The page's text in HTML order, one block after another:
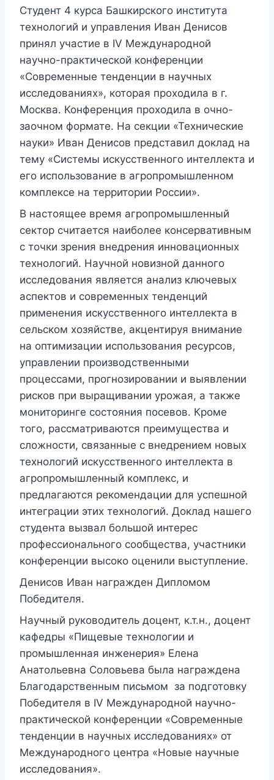
Студент 4 курса Башкирского института
технологий и управления Иван Денисов
принял участие в IV Международной
научно-практической конференции
«Современные тенденции в научных
исследованиях», которая проходила в г.
Москва. Конференция проходила в очно-
заочном формате. На секции «Технические
науки» Иван Денисов представил доклад на
тему «Системы искусственного интеллекта и
его использование в агропромышленном
комплексе на территории России».
В настоящее время агропромышленный
сектор считается наиболее консервативным
с точки зрения внедрения инновационных
технологий. Научной новизной данного
исследования является анализ ключевых
аспектов и современных тенденций
применения искусственного интеллекта в
сельском хозяйстве, акцентируя внимание
на оптимизации использования ресурсов,
управлении производственными
процессами, прогнозировании и выявлении
рисков при выращивании урожая, а также
мониторинге состояния посевов. Кроме
того, рассматриваются преимущества и
сложности, связанные с внедрением новых
технологий искусственного интеллекта в
агропромышленный комплекс, и
предлагаются рекомендации для успешной
интеграции этих технологий. Доклад нашего
студента вызвал большой интерес
профессионального сообщества, участники
конференции высоко оценили выступление.
Денисов Иван награжден Дипломом
Победителя.
Научный руководитель доцент, к.т.н., доцент
кафедры «Пищевые технологии и
промышленная инженерия» Елена
Анатольевна Соловьева была награждена
Благодарственным письмом за подготовку
Победителя в IV Международной научно-
практической конференции «Современные
тенденции в научных исследованиях» от
Международного центра «Новые научные
исследования».